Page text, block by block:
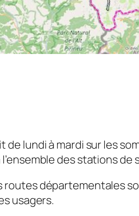
lundi à mardi sur les
des stations
départementales
usagers.